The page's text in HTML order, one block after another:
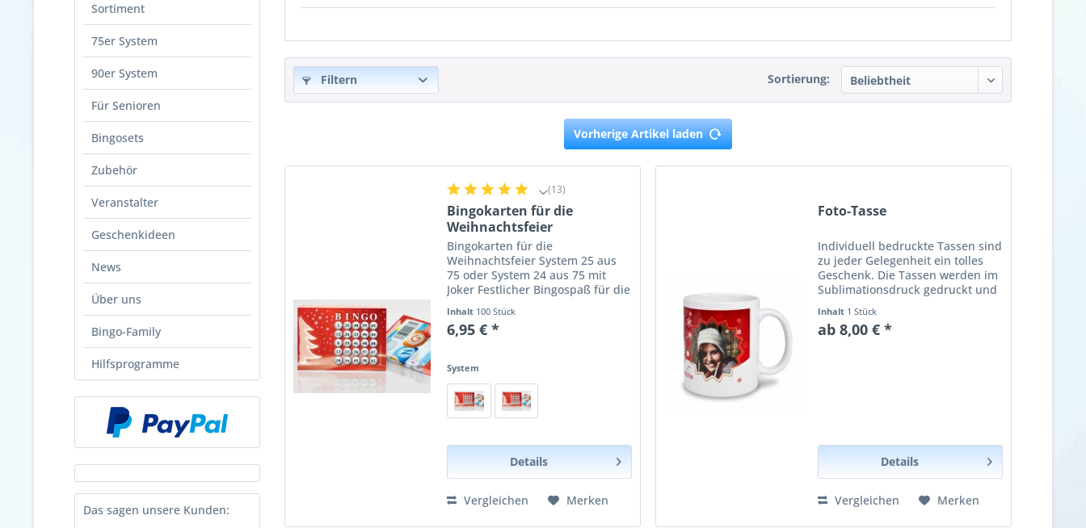
Sortiment
75er System
90er System
Für Senioren
Bingosets
Zubehör
Veranstalter
Geschenkideen
News
Über uns
Bingo-Family
Hilfsprogramme
​Das sagen unsere Kunden:
Filtern Sortierung:
Vorherige Artikel laden
(13)
Bingokarten für die
Weihnachtsfeier
Bingokarten für die
Weihnachtsfeier System 25 aus
75 oder System 24 aus 75 mit
Joker Festlicher Bingospaß für die
Weihnachtsfeier oder
Adventsveranstaltung auf unsere
Inhalt 100 Stück
6,95 € *
System
Details
Vergleichen Merken
Foto-Tasse
Individuell bedruckte Tassen sind
zu jeder Gelegenheit ein tolles
Geschenk. Die Tassen werden im
Sublimationsdruck gedruckt und
eingebrannt. Dadurch ist der
Druck fest mit der Tasse
Inhalt 1 Stück
ab 8,00 € *
Details
Vergleichen Merken